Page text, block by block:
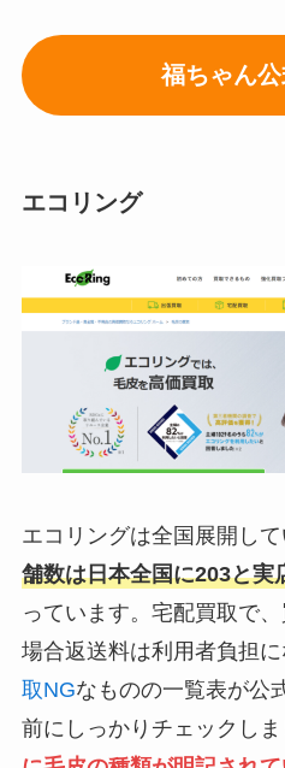
福ちゃん
エコリング
エコリングは全国展開して
舗数は日本全国に203と実
っています。宅配買取で
場合返送料は利用者負担に
取NGなものの一覧表が公
前にしっかりチェックしま